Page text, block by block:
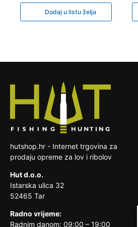
Dodaj u listu želja
hutshop.hr - Internet trgovina za
prodaju opreme za lov i ribolov
Hut d.o.o.
Istarska ulica 32
52465 Tar
Radno vrijeme:
Radnim danom: 09:00 – 19:00